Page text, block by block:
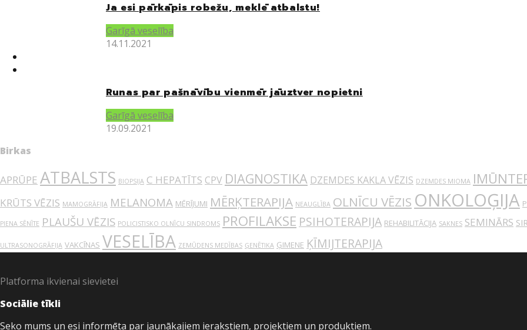
Ja esi pārkāpis robežu, meklē atbalstu!
Garīgā veselība
14.11.2021
Runas par pašnāvību vienmēr jāuztver nopietni
Garīgā veselība
19.09.2021
Birkas
APRŪPE ATBALSTS BIOPSIJA C HEPATĪTS CPV DIAGNOSTIKA DZEMDES KAKLA VĒZIS DZEMDES MIOMA
KRŪTS VĒZIS MAMOGRĀFIJA MELANOMA MĒRĪJUMI MĒRĶTERAPIJA NEAUGLĪBA OLNĪCU VĒZIS ONKOLOĢIJA
PIENA SĒNĪTE PLAUŠU VĒZIS POLICISTISKO OLNĪCU SINDROMS PROFILAKSE PSIHOTERAPIJA REHABILITĀCIJA SAKNES SEMINĀRS
ULTRASONOGRĀFIJA VAKCĪNAS VESELĪBA ZEMŪDENS MEDĪBAS ĢENĒTIKA ĢIMENE ĶĪMIJTERAPIJA
Platforma ikvienai sievietei
Sociālie tīkli
Seko mums un esi informēta par jaunākajiem ierakstiem, projektiem un produktiem.